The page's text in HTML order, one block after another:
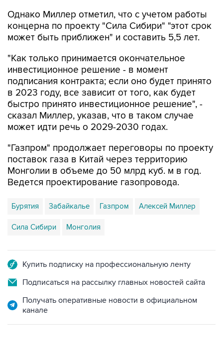
Однако Миллер отметил, что с учетом работы
концерна по проекту "Сила Сибири" "этот срок
может быть приближен" и составить 5,5 лет.
"Как только принимается окончательное
инвестиционное решение - в момент
подписания контракта; если оно будет принято
в 2023 году, все зависит от того, как будет
быстро принято инвестиционное решение", -
сказал Миллер, указав, что в таком случае
может идти речь о 2029-2030 годах.
"Газпром" продолжает переговоры по проекту
поставок газа в Китай через территорию
Монголии в объеме до 50 млрд куб. м в год.
Ведется проектирование газопровода.
Бурятия Забайкалье Газпром Алексей Миллер
Сила Сибири Монголия
Купить подписку на профессиональную ленту
Подписаться на рассылку главных новостей сайта
Получать оперативные новости в официальном
канале